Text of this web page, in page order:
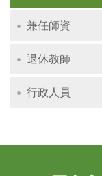
兼任師資
退休教師
行政人員